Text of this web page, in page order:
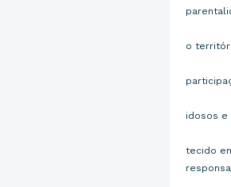
o
idosos e
tecido